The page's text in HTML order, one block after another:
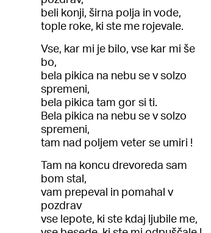
beli konji, širna polja in vode,
tople roke, ki ste me rojevale.
Vse, kar mi je bilo, vse kar mi še
bo,
bela pikica na nebu se v solzo
spremeni,
bela pikica tam gor si ti.
Bela pikica na nebu se v solzo
spremeni,
tam nad poljem veter se umiri !
Tam na koncu drevoreda sam
bom stal,
vam prepeval in pomahal v
pozdrav
vse lepote, ki ste kdaj ljubile me,